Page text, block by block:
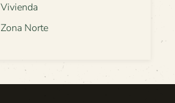
Vivienda
Zona Norte